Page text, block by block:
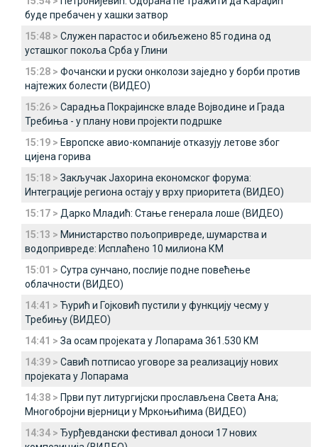
буде пребачен у хашки затвор
15:48 > Служен парастос и обиљежено 85 година од
усташког покоља Срба у Глини
15:28 > Фочански и руски онколози заједно у борби против
најтежих болести (ВИДЕО)
15:26 > Сарадња Покрајинске владе Војводине и Града
Требиња - у плану нови пројекти подршке
15:19 > Европске авио-компаније отказују летове због
цијена горива
15:18 > Закључак Јахорина економског форума:
Интеграције региона остају у врху приоритета (ВИДЕО)
15:17 > Дарко Младић: Стање генерала лоше (ВИДЕО)
15:13 > Министарство пољопривреде, шумарства и
водопривреде: Исплаћено 10 милиона КМ
15:01 > Сутра сунчано, послије подне повећење
облачности (ВИДЕО)
14:41 > Ћурић и Гојковић пустили у функцију чесму у
Требињу (ВИДЕО)
14:41 > За осам пројеката у Лопарама 361.530 КМ
14:39 > Савић потписао уговоре за реализацију нових
пројеката у Лопарама
14:38 > Први пут литургијски прослављена Света Ана;
Многобројни вјерници у Мркоњићима (ВИДЕО)
14:34 > Ђурђевдански фестивал доноси 17 нових